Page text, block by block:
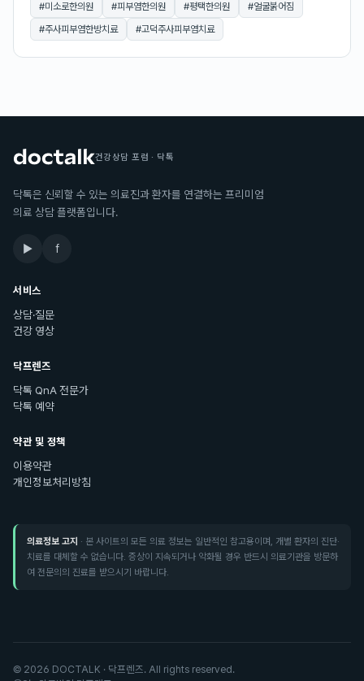
#미소로한의원 #피부염한의원 #평택한의원 #얼굴붉어짐
#주사피부염한방치료 #고덕주사피부염치료
건강상담 포럼 · 닥톡
닥톡은 신뢰할 수 있는 의료진과 환자를 연결하는 프리미엄
의료 상담 플랫폼입니다.
▶ f
서비스
상담·질문
건강 영상
닥프렌즈
닥톡 QnA 전문가
닥톡 예약
약관 및 정책
이용약관
개인정보처리방침
의료정보 고지 · 본 사이트의 모든 의료 정보는 일반적인 참고용이며, 개별 환자의 진단·
치료를 대체할 수 없습니다. 증상이 지속되거나 악화될 경우 반드시 의료기관을 방문하
여 전문의의 진료를 받으시기 바랍니다.
© 2026 DOCTALK · 닥프렌즈. All rights reserved.